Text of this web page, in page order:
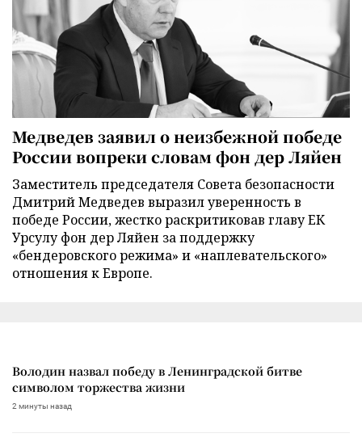
Медведев заявил о неизбежной победе
России вопреки словам фон дер Ляйен
Заместитель председателя Совета безопасности
Дмитрий Медведев выразил уверенность в
победе России, жестко раскритиковав главу ЕК
Урсулу фон дер Ляйен за поддержку
«бендеровского режима» и «наплевательского»
отношения к Европе.
Володин назвал победу в Ленинградской битве
символом торжества жизни
2 минуты назад